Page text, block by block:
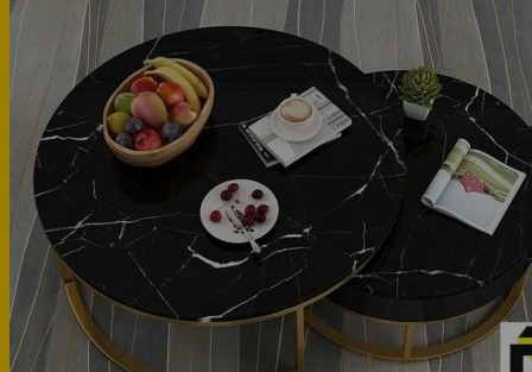
Giới thiệu
Dự án
Công trình văn phòng
Công trình nhà ở
Sản phẩm
Văn phòng
Phòng khách